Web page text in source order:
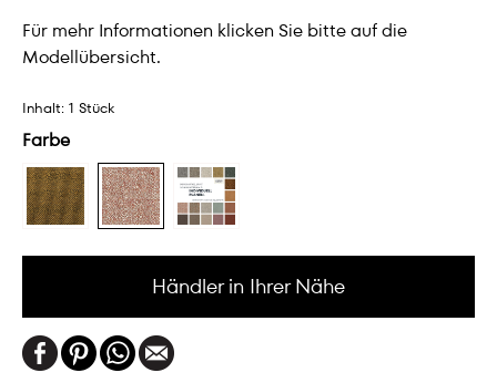
Für mehr Informationen klicken Sie bitte auf die
Modellübersicht.
Inhalt: 1 Stück
Farbe
Händler in Ihrer Nähe